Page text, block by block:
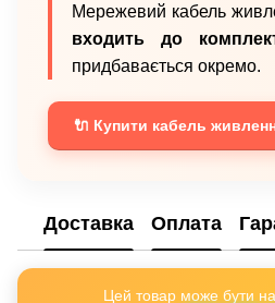
Мережевий кабель
входить до
придбавається окремо.
🔌 Купити кабель
Доставка Оплата
Цей товар може бути